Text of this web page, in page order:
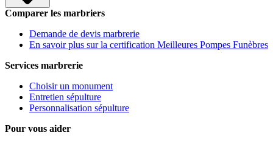
Comparer les marbriers
Demande de devis marbrerie
En savoir plus sur la certification Meilleures Pompes Funèbres
Services marbrerie
Choisir un monument
Entretien sépulture
Personnalisation sépulture
Pour vous aider